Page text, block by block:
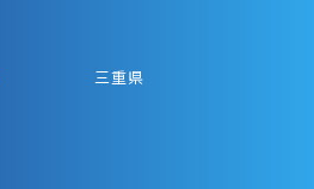
三重県